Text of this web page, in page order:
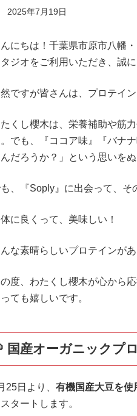
2025年7月19日
んにちは！千葉県市原市八幡
ジオをご利用いただき、誠
ですが皆さんは、プロテイ
くし櫻木は、栄養補助や筋
でも、『ココア味』『バナ
だろうか？」という思いを
、『Soply』に出会って、そ
に良くって、美味しい！
な素晴らしいプロテインが
度、わたくし櫻木が心から
ても嬉しいです。
国産オーガニックプ
25日より、有機国産大豆を
タートします。